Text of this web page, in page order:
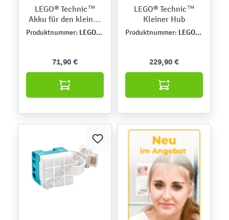
LEGO® Technic™
Akku für den kleinen
Hub
Produktnummer: LEGO45612
71,90 €
LEGO® Technic™
Kleiner Hub
Produktnummer: LEGO45609
229,90 €